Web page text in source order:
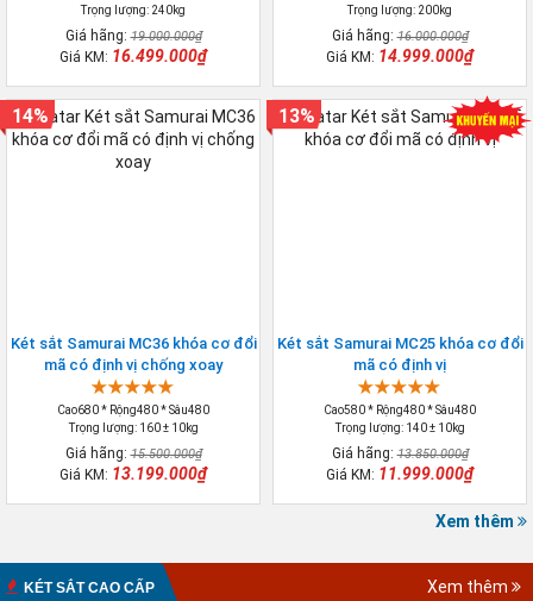
Trọng lượng: 240kg
Giá hãng:19.000.000₫
Giá KM: 16.499.000₫
Trọng lượng: 200kg
Giá hãng:16.000.000₫
Giá KM: 14.999.000₫
Két sắt Samurai MC36 khóa cơ đổi
mã có định vị chống xoay
Cao680 * Rộng480 * Sâu480
Trọng lượng: 160 ± 10kg
Giá hãng:15.500.000₫
Giá KM: 13.199.000₫
14%
Két sắt Samurai MC25 khóa cơ đổi
mã có định vị
Cao580 * Rộng480 * Sâu480
Trọng lượng: 140 ± 10kg
Giá hãng:13.850.000₫
Giá KM: 11.999.000₫
13%
Xem thêm
KÉT SẮT CAO CẤP Xem thêm